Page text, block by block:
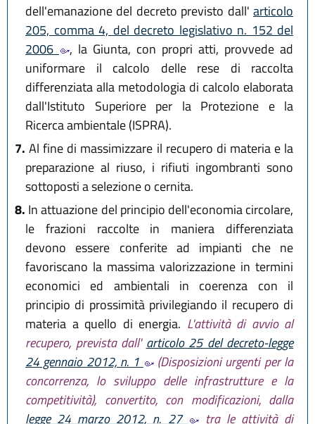
dell'emanazione del decreto previsto dall' articolo
205, comma 4, del decreto legislativo n. 152 del
2006
, la Giunta, con propri atti, provvede ad
uniformare il calcolo delle rese di raccolta
differenziata alla metodologia di calcolo elaborata
dall'Istituto Superiore per la Protezione e la
Ricerca ambientale (ISPRA).
7. Al fine di massimizzare il recupero di materia e la
preparazione al riuso, i rifiuti ingombranti sono
sottoposti a selezione o cernita.
8. In attuazione del principio dell'economia circolare,
le frazioni raccolte in maniera differenziata
devono essere conferite ad impianti che ne
favoriscano la massima valorizzazione in termini
economici ed ambientali in coerenza con il
principio di prossimità privilegiando il recupero di
materia a quello di energia. L'attività di avvio al
recupero, prevista dall' articolo 25 del decreto-legge
24 gennaio 2012, n. 1
(Disposizioni urgenti per la
concorrenza, lo sviluppo delle infrastrutture e la
competitività), convertito, con modificazioni, dalla
legge 24 marzo 2012, n. 27
tra le attività di